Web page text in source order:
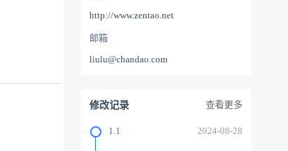
http://www.zentao.net
邮箱
liulu@chandao.com
修改记录 查看更多
1.1 2024-08-28